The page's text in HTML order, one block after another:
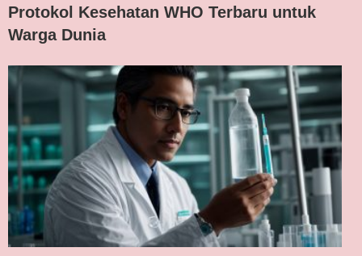
Protokol Kesehatan WHO Terbaru untuk
Warga Dunia